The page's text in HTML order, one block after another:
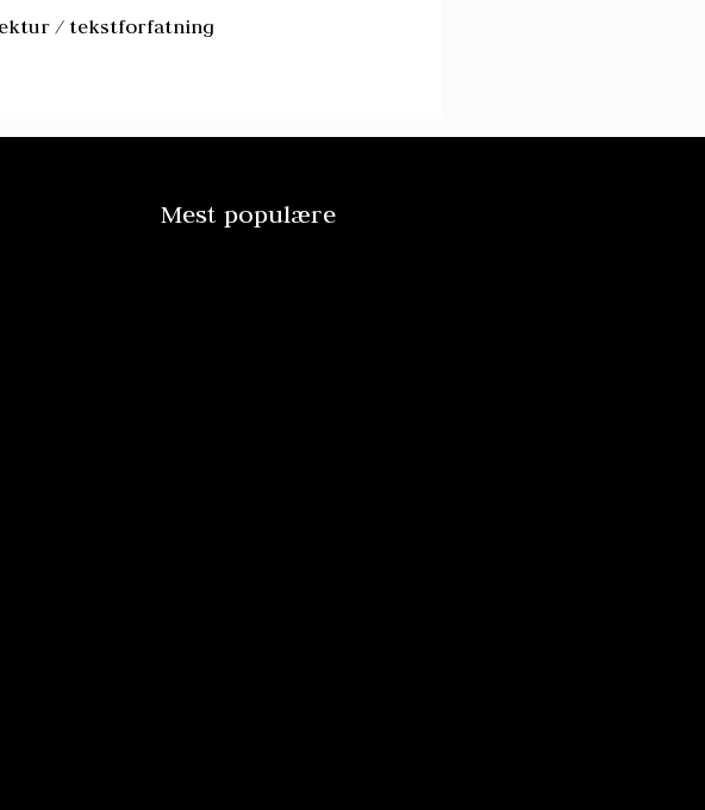
/ tekstforfatning
Mest populære